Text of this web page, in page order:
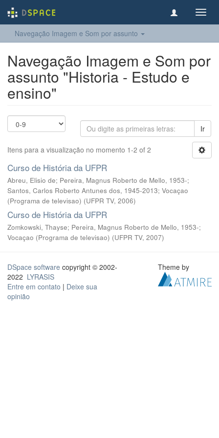
Navegação Imagem e Som por assunto
Navegação Imagem e Som por
assunto "Historia - Estudo e
ensino"
Ir
Itens para a visualização no momento 1-2 of 2
Curso de História da UFPR
Abreu, Elisio de; Pereira, Magnus Roberto de Mello, 1953-;
Santos, Carlos Roberto Antunes dos, 1945-2013; Vocaçao
(Programa de televisao) (UFPR TV, 2006)
Curso de História da UFPR
Zomkowski, Thayse; Pereira, Magnus Roberto de Mello, 1953-;
Vocaçao (Programa de televisao) (UFPR TV, 2007)
DSpace software copyright © 2002-
2022 LYRASIS
Entre em contato | Deixe sua
opinião
Theme by